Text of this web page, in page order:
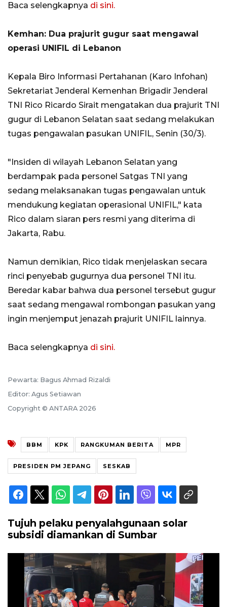
Baca selengkapnya di sini.
Kemhan: Dua prajurit gugur saat mengawal
operasi UNIFIL di Lebanon
Kepala Biro Informasi Pertahanan (Karo Infohan)
Sekretariat Jenderal Kemenhan Brigadir Jenderal
TNI Rico Ricardo Sirait mengatakan dua prajurit TNI
gugur di Lebanon Selatan saat sedang melakukan
tugas pengawalan pasukan UNIFIL, Senin (30/3).
"Insiden di wilayah Lebanon Selatan yang
berdampak pada personel Satgas TNI yang
sedang melaksanakan tugas pengawalan untuk
mendukung kegiatan operasional UNIFIL," kata
Rico dalam siaran pers resmi yang diterima di
Jakarta, Rabu.
Namun demikian, Rico tidak menjelaskan secara
rinci penyebab gugurnya dua personel TNI itu.
Beredar kabar bahwa dua personel tersebut gugur
saat sedang mengawal rombongan pasukan yang
ingin menjemput jenazah prajurit UNIFIL lainnya.
Baca selengkapnya di sini.
Pewarta: Bagus Ahmad Rizaldi
Editor: Agus Setiawan
Copyright © ANTARA 2026
BBM KPK RANGKUMAN BERITA MPR
PRESIDEN PM JEPANG SESKAB
Tujuh pelaku penyalahgunaan solar
subsidi diamankan di Sumbar